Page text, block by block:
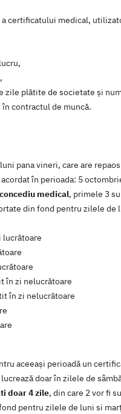
certificatului medical,
zile plătite de societate și
contractul de muncă.
pana vineri, care are
în perioada: 5
medical, primele 3
din fond pentru zilele de
lucrătoare
în zi nelucrătoare
în zi nelucrătoare
aceeași perioadă un
doar în zilele de
doar 4 zile, din care 2 vor fi
pentru zilele de luni si